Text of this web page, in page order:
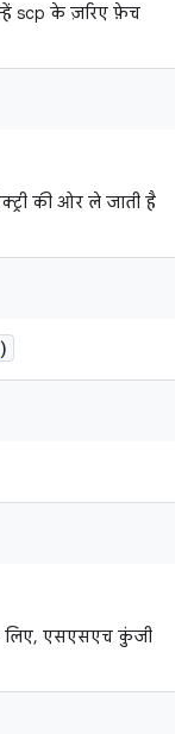
scp के ज़रिए फ़ेच
की ओर ले जाती है
लिए, एसएसएच कुंजी